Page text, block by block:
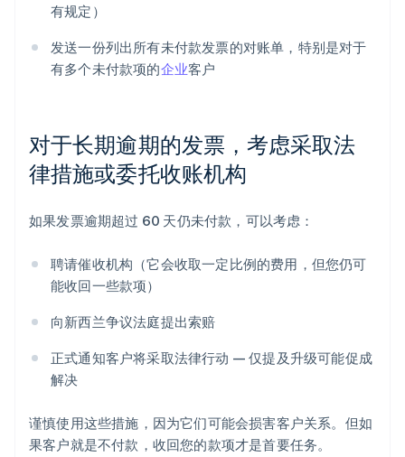
有规定）
发送一份列出所有未付款发票的对账单，特别是对于
有多个未付款项的企业客户
对于长期逾期的发票，考虑采取法
律措施或委托收账机构
如果发票逾期超过 60 天仍未付款，可以考虑：
聘请催收机构（它会收取一定比例的费用，但您仍可
能收回一些款项）
向新西兰争议法庭提出索赔
正式通知客户将采取法律行动 — 仅提及升级可能促成
解决
谨慎使用这些措施，因为它们可能会损害客户关系。但如
果客户就是不付款，收回您的款项才是首要任务。